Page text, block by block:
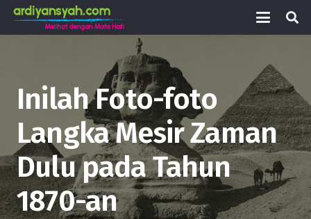
Inilah Foto-foto
Langka Mesir Zaman
Dulu pada Tahun
1870-an